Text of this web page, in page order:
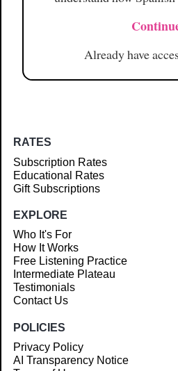
Already have
RATES
Subscription Rates
Educational Rates
Gift Subscriptions
EXPLORE
Who It's For
How It Works
Free Listening Practice
Intermediate Plateau
Testimonials
Contact Us
POLICIES
Privacy Policy
AI Transparency Notice